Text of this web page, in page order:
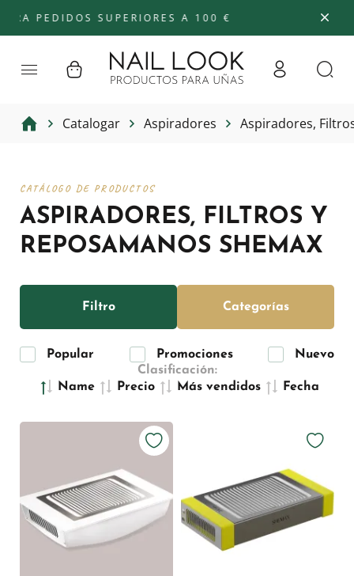
SUPERIORES A 100 €
Catalogar Aspiradores Aspiradores,
ASPIRADORES, FILTROS Y
REPOSAMANOS SHEMAX
CATÁLOGO DE PRODUCTOS
Popular Promociones
Nuevo
Clasificación:
Name
Precio Más vendidos Fecha
Filtro Categorías